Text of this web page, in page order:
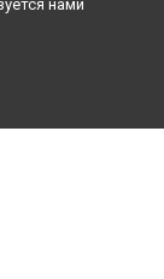
нами